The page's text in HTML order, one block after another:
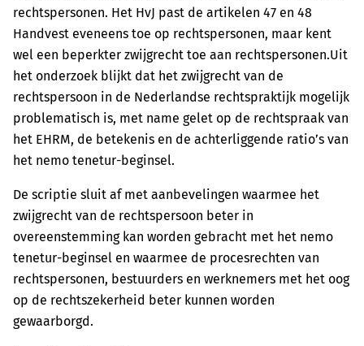
rechtspersonen. Het HvJ past de artikelen 47 en 48
Handvest eveneens toe op rechtspersonen, maar kent
wel een beperkter zwijgrecht toe aan rechtspersonen.Uit
het onderzoek blijkt dat het zwijgrecht van de
rechtspersoon in de Nederlandse rechtspraktijk mogelijk
problematisch is, met name gelet op de rechtspraak van
het EHRM, de betekenis en de achterliggende ratio’s van
het nemo tenetur-beginsel.
De scriptie sluit af met aanbevelingen waarmee het
zwijgrecht van de rechtspersoon beter in
overeenstemming kan worden gebracht met het nemo
tenetur-beginsel en waarmee de procesrechten van
rechtspersonen, bestuurders en werknemers met het oog
op de rechtszekerheid beter kunnen worden
gewaarborgd.